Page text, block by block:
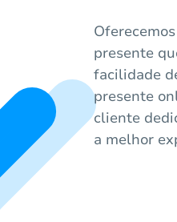
presente
facilidade
presente
cliente
a melhor